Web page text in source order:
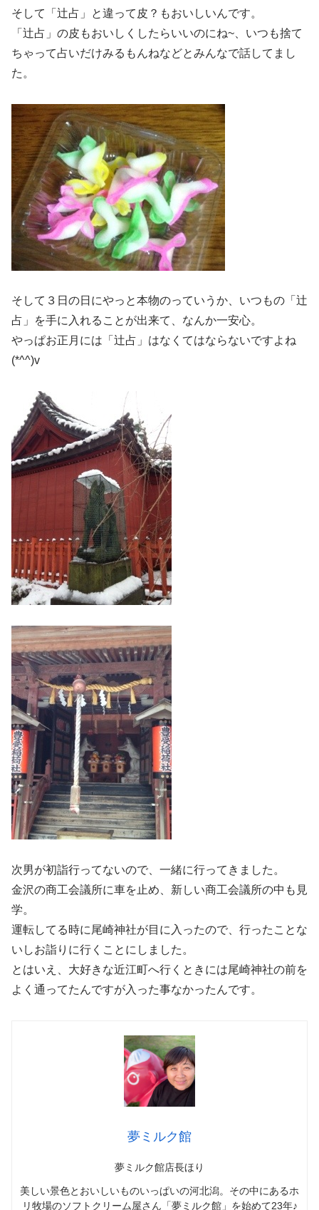
そして「辻占」と違って皮？もおいしいんです。
「辻占」の皮もおいしくしたらいいのにね~、いつも捨て
ちゃって占いだけみるもんねなどとみんなで話してまし
た。
そして３日の日にやっと本物のっていうか、いつもの「辻
占」を手に入れることが出来て、なんか一安心。
やっぱお正月には「辻占」はなくてはならないですよね
(*^^)v
次男が初詣行ってないので、一緒に行ってきました。
金沢の商工会議所に車を止め、新しい商工会議所の中も見
学。
運転してる時に尾崎神社が目に入ったので、行ったことな
いしお詣りに行くことにしました。
とはいえ、大好きな近江町へ行くときには尾崎神社の前を
よく通ってたんですが入った事なかったんです。
夢ミルク館
夢ミルク館店長ほり
美しい景色とおいしいものいっぱいの河北潟。その中にあるホ
リ牧場のソフトクリーム屋さん「夢ミルク館」を始めて23年♪